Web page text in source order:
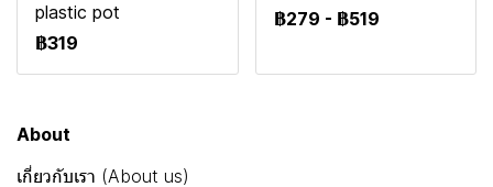
plastic pot
฿319
฿279 - ฿519
About
เกี่ยวกับเรา (About us)